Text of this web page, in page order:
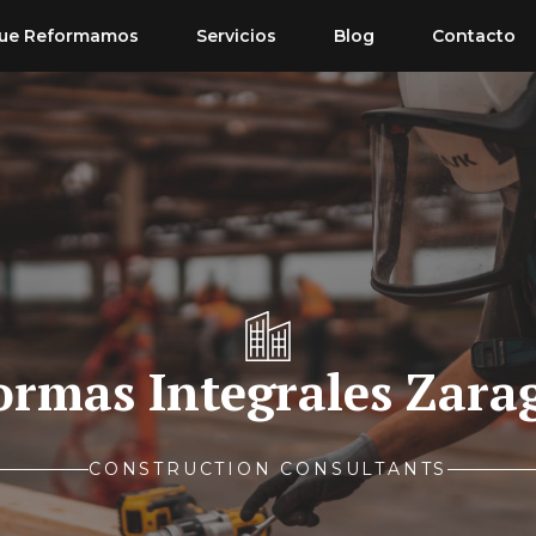
Reformamos Servicios Blog Contacto
Integrales
CONSTRUCTION CONSULTANTS